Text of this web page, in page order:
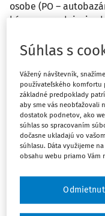
osobe (PO –
kúpu a predaj
cena bez DPH.
Otázky:
1.) Môže si
DPH z „kúpnej“
stratou?
Súhlas s
Vážený návštevník,
používateľského komfortu
základné predpoklady
aby sme vás neobťažovali
dostatok podnetov, ako
súhlas so spracovaním
dočasne ukladajú vo
súhlasu. Dáta využijeme
obsahu webu priamo Vám